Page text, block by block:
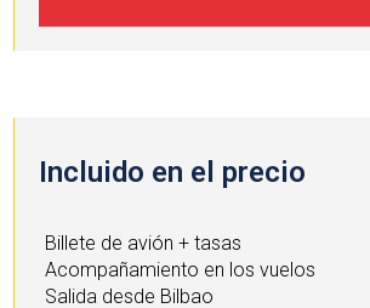
Incluido en el precio
Billete de avión + tasas
Acompañamiento en los vuelos
Salida desde Bilbao